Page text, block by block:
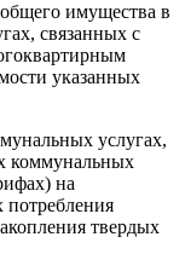
имущества в
связанных с
указанных
услугах,
коммунальных
на
потребления
твердых